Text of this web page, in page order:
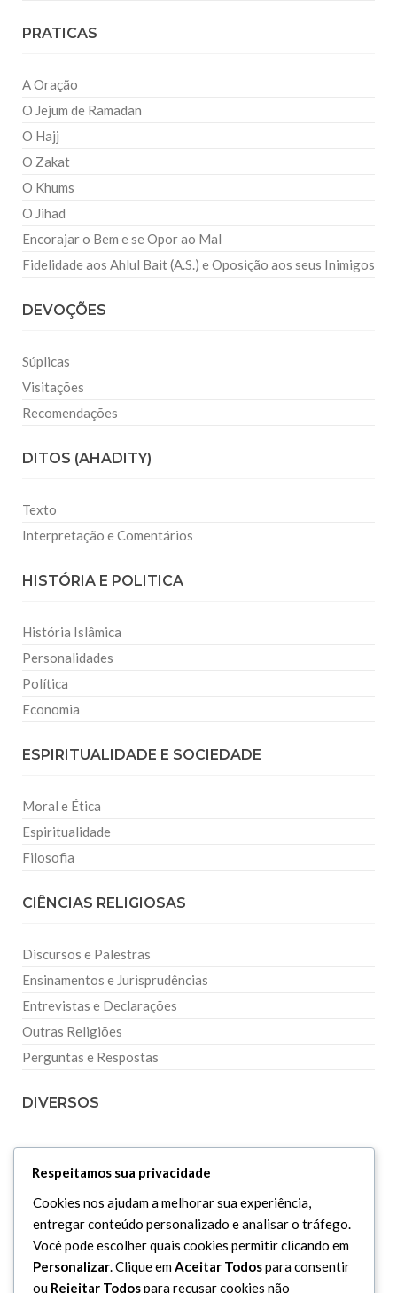
PRATICAS
A Oração
O Jejum de Ramadan
O Hajj
O Zakat
O Khums
O Jihad
Encorajar o Bem e se Opor ao Mal
Fidelidade aos Ahlul Bait (A.S.) e Oposição aos seus Inimigos
DEVOÇÕES
Súplicas
Visitações
Recomendações
DITOS (AHADITY)
Texto
Interpretação e Comentários
HISTÓRIA E POLITICA
História Islâmica
Personalidades
Política
Economia
ESPIRITUALIDADE E SOCIEDADE
Moral e Ética
Espiritualidade
Filosofia
CIÊNCIAS RELIGIOSAS
Discursos e Palestras
Ensinamentos e Jurisprudências
Entrevistas e Declarações
Outras Religiões
Perguntas e Respostas
DIVERSOS
Curiosidades
Dicionário Islâmico
Downloads
Respeitamos sua privacidade
Cookies nos ajudam a melhorar sua experiência,
entregar conteúdo personalizado e analisar o tráfego.
Você pode escolher quais cookies permitir clicando em
Personalizar. Clique emAceitar Todospara consentir
ou Rejeitar Todospara recusar cookies não